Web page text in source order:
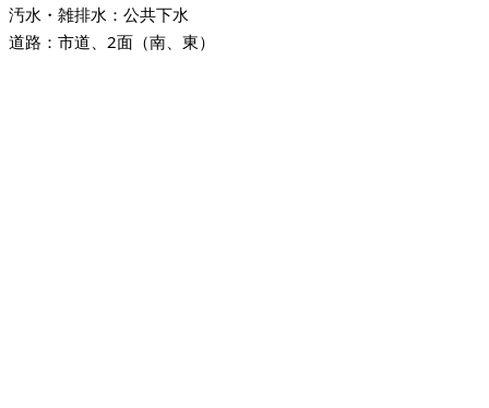
汚水・雑排水：公共下水
道路：市道、2面（南、東）